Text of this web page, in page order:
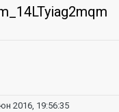
2016, 19:56:35